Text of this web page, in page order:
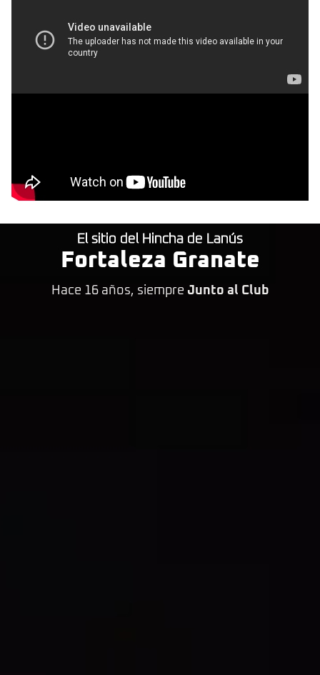
El sitio del Hincha de Lanús
Fortaleza Granate
Hace 16 años, siempre Junto al Club